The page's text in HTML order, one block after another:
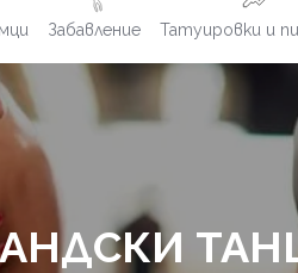
Забавление Татуировки и